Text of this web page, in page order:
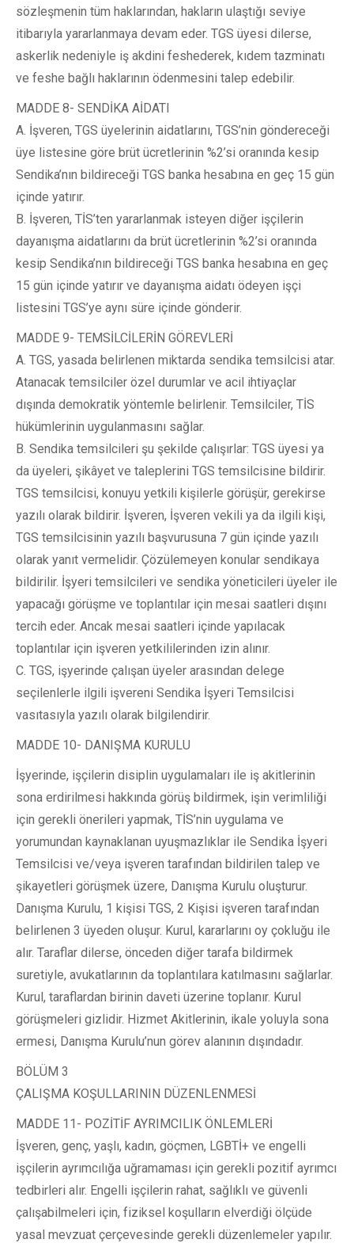
sözleşmenin tüm haklarından, hakların ulaştığı seviye
itibarıyla yararlanmaya devam eder. TGS üyesi dilerse,
askerlik nedeniyle iş akdini feshederek, kıdem tazminatı
ve feshe bağlı haklarının ödenmesini talep edebilir.
MADDE 8- SENDİKA AİDATI
A. İşveren, TGS üyelerinin aidatlarını, TGS’nin göndereceği
üye listesine göre brüt ücretlerinin %2’si oranında kesip
Sendika’nın bildireceği TGS banka hesabına en geç 15 gün
içinde yatırır.
B. İşveren, TİS’ten yararlanmak isteyen diğer işçilerin
dayanışma aidatlarını da brüt ücretlerinin %2’si oranında
kesip Sendika’nın bildireceği TGS banka hesabına en geç
15 gün içinde yatırır ve dayanışma aidatı ödeyen işçi
listesini TGS’ye aynı süre içinde gönderir.
MADDE 9- TEMSİLCİLERİN GÖREVLERİ
A. TGS, yasada belirlenen miktarda sendika temsilcisi atar.
Atanacak temsilciler özel durumlar ve acil ihtiyaçlar
dışında demokratik yöntemle belirlenir. Temsilciler, TİS
hükümlerinin uygulanmasını sağlar.
B. Sendika temsilcileri şu şekilde çalışırlar: TGS üyesi ya
da üyeleri, şikâyet ve taleplerini TGS temsilcisine bildirir.
TGS temsilcisi, konuyu yetkili kişilerle görüşür, gerekirse
yazılı olarak bildirir. İşveren, İşveren vekili ya da ilgili kişi,
TGS temsilcisinin yazılı başvurusuna 7 gün içinde yazılı
olarak yanıt vermelidir. Çözülemeyen konular sendikaya
bildirilir. İşyeri temsilcileri ve sendika yöneticileri üyeler ile
yapacağı görüşme ve toplantılar için mesai saatleri dışını
tercih eder. Ancak mesai saatleri içinde yapılacak
toplantılar için işveren yetkililerinden izin alınır.
C. TGS, işyerinde çalışan üyeler arasından delege
seçilenlerle ilgili işvereni Sendika İşyeri Temsilcisi
vasıtasıyla yazılı olarak bilgilendirir.
MADDE 10- DANIŞMA KURULU
İşyerinde, işçilerin disiplin uygulamaları ile iş akitlerinin
sona erdirilmesi hakkında görüş bildirmek, işin verimliliği
için gerekli önerileri yapmak, TİS’nin uygulama ve
yorumundan kaynaklanan uyuşmazlıklar ile Sendika İşyeri
Temsilcisi ve/veya işveren tarafından bildirilen talep ve
şikayetleri görüşmek üzere, Danışma Kurulu oluşturur.
Danışma Kurulu, 1 kişisi TGS, 2 Kişisi işveren tarafından
belirlenen 3 üyeden oluşur. Kurul, kararlarını oy çokluğu ile
alır. Taraflar dilerse, önceden diğer tarafa bildirmek
suretiyle, avukatlarının da toplantılara katılmasını sağlarlar.
Kurul, taraflardan birinin daveti üzerine toplanır. Kurul
görüşmeleri gizlidir. Hizmet Akitlerinin, ikale yoluyla sona
ermesi, Danışma Kurulu’nun görev alanının dışındadır.
BÖLÜM 3
ÇALIŞMA KOŞULLARININ DÜZENLENMESİ
MADDE 11- POZİTİF AYRIMCILIK ÖNLEMLERİ
İşveren, genç, yaşlı, kadın, göçmen, LGBTİ+ ve engelli
işçilerin ayrımcılığa uğramaması için gerekli pozitif ayrımcı
tedbirleri alır. Engelli işçilerin rahat, sağlıklı ve güvenli
çalışabilmeleri için, fiziksel koşulların elverdiği ölçüde
yasal mevzuat çerçevesinde gerekli düzenlemeler yapılır.